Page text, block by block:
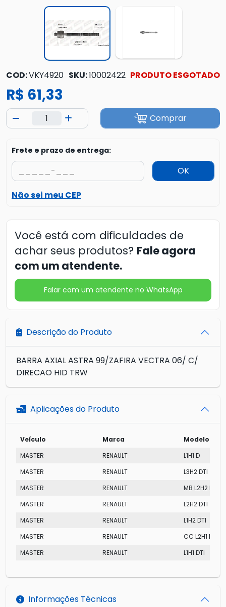
COD:VKY4920 SKU:10002422 PRODUTO ESGOTADO
R$ 61,33
Comprar
Frete e prazo de entrega:
OK
Não sei meu CEP
Você está com dificuldades de
achar seus produtos? Fale agora
com um atendente.
Falar com um atendente no WhatsApp
Descrição do Produto
BARRA AXIAL ASTRA 99/ZAFIRA VECTRA 06/ C/
DIRECAO HID TRW
Aplicações do Produto
Veículo Marca
Modelo
MASTER
RENAULT
L1H1 D
MASTER
RENAULT
L3H2 DTI
MASTER
RENAULT
MB L2H2 DTI
MASTER
RENAULT
L2H2 DTI
MASTER
RENAULT
L1H2 DTI
MASTER
RENAULT
CC L2H1 DTI
MASTER
RENAULT L1H1 DTI
Informações Técnicas